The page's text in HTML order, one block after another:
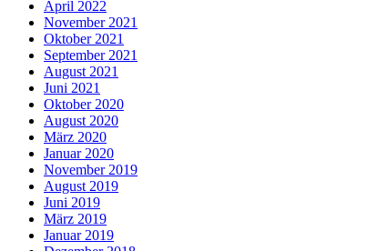
April 2022
November 2021
Oktober 2021
September 2021
August 2021
Juni 2021
Oktober 2020
August 2020
März 2020
Januar 2020
November 2019
August 2019
Juni 2019
März 2019
Januar 2019